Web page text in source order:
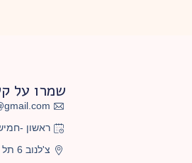
שמרו על
ראשון -חמישי:
צ'לנוב 6 תל אביב